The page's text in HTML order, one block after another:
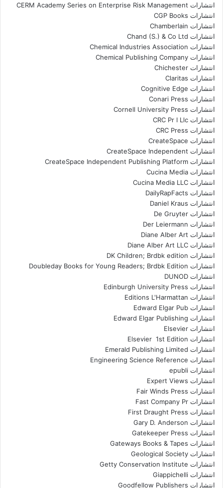
انتشارات CERM Academy Series on Enterprise Risk Management
انتشارات CGP Books
انتشارات Chamberlain
انتشارات Chand (S.) & Co Ltd
انتشارات Chemical Industries Association
انتشارات Chemical Publishing Company
انتشارات Chichester
انتشارات Claritas
انتشارات Cognitive Edge
انتشارات Conari Press
انتشارات Cornell University Press
انتشارات CRC Pr I Llc
انتشارات CRC Press
انتشارات CreateSpace
انتشارات CreateSpace Independent
انتشارات CreateSpace Independent Publishing Platform
انتشارات Cucina Media
انتشارات Cucina Media LLC
انتشارات DailyRapFacts
انتشارات Daniel Kraus
انتشارات De Gruyter
انتشارات Der Leiermann
انتشارات Diane Alber Art
انتشارات Diane Alber Art LLC
انتشارات DK Children; Brdbk edition
انتشارات Doubleday Books for Young Readers; Brdbk Edition
انتشارات DUNOD
انتشارات Edinburgh University Press
انتشارات Editions L'Harmattan
انتشارات Edward Elgar Pub
انتشارات Edward Elgar Publishing
انتشارات Elsevier
انتشارات Elsevier 1st Edition
انتشارات Emerald Publishing Limited
انتشارات Engineering Science Reference
انتشارات epubli
انتشارات Expert Views
انتشارات Fair Winds Press
انتشارات Fast Company Pr
انتشارات First Draught Press
انتشارات Gary D. Anderson
انتشارات Gatekeeper Press
انتشارات Gateways Books & Tapes
انتشارات Geological Society
انتشارات Getty Conservation Institute
انتشارات Giappichelli
انتشارات Goodfellow Publishers